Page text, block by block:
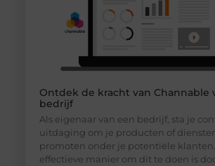
Ontdek de kracht van Channable
bedrijf
Als eigenaar van een bedrijf, sta je
uitdaging om je producten of
promoten onder je potentiële
effectieve manier om dit te doen is